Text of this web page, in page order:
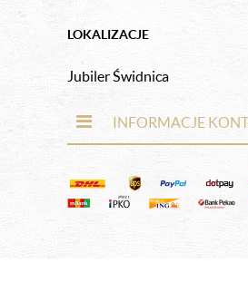
LOKALIZACJE
Jubiler Świdnica
INFORMACJE